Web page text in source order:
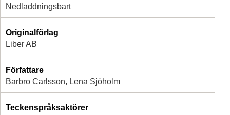
Nedladdningsbart
Originalförlag
Liber AB
Författare
Barbro Carlsson, Lena Sjöholm
Teckenspråksaktörer